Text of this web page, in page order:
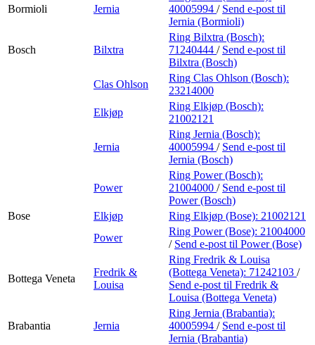
Bormioli Jernia
40005994 / Send e-post til
Jernia (Bormioli)
Bosch Bilxtra
Ring Bilxtra (Bosch):
71240444 / Send e-post til
Bilxtra (Bosch)
Clas Ohlson
Ring Clas Ohlson (Bosch):
23214000
Elkjøp
Ring Elkjøp (Bosch):
21002121
Jernia
Ring Jernia (Bosch):
40005994 / Send e-post til
Jernia (Bosch)
Power
Ring Power (Bosch):
21004000 / Send e-post til
Power (Bosch)
Bose
Elkjøp Ring Elkjøp (Bose): 21002121
Power
Ring Power (Bose): 21004000
/ Send e-post til Power (Bose)
Bottega Veneta
Fredrik &
Louisa
Ring Fredrik & Louisa
(Bottega Veneta): 71242103 /
Send e-post til Fredrik &
Louisa (Bottega Veneta)
Brabantia Jernia
Ring Jernia (Brabantia):
40005994 / Send e-post til
Jernia (Brabantia)